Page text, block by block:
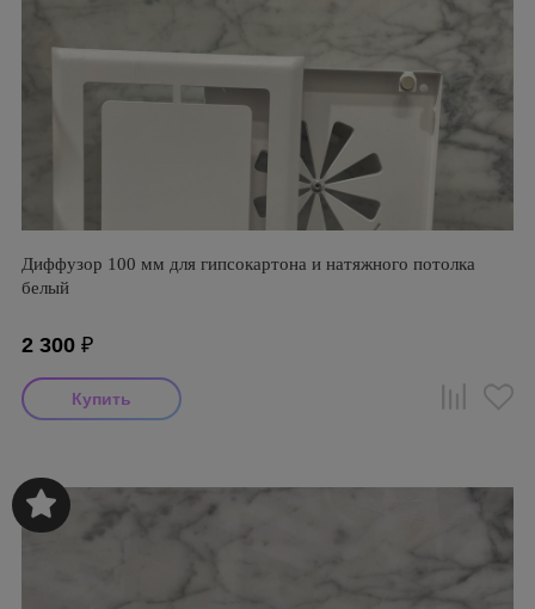
Диффузор 100 мм для гипсокартона и натяжного потолка
белый
2 300 ₽